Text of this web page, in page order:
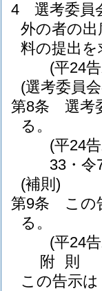
4
選考委員
外の者の
料の提出
(平24
(選考委員
第8条
選考
る。
(平24
33・令
(補則)
第9条
この
る。
(平24
附 則
この告示